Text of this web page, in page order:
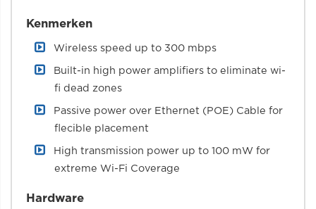
Kenmerken
Wireless speed up to 300 mbps
Built-in high power amplifiers to eliminate wi-
fi dead zones
Passive power over Ethernet (POE) Cable for
flecible placement
High transmission power up to 100 mW for
extreme Wi-Fi Coverage
Hardware